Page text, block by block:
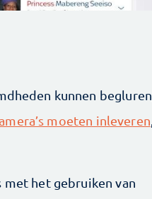
kunnen begluren,
moeten inleveren
het gebruiken van